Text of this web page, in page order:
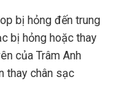
bị hỏng đến trung
bị hỏng hoặc thay
của Trâm Anh
thay chân sạc